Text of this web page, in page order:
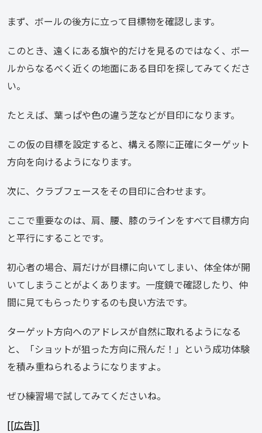
まず、ボールの後方に立って目標物を確認します。
このとき、遠くにある旗や的だけを見るのではなく、ボー
ルからなるべく近くの地面にある目印を探してみてくださ
い。
たとえば、葉っぱや色の違う芝などが目印になります。
この仮の目標を設定すると、構える際に正確にターゲット
方向を向けるようになります。
次に、クラブフェースをその目印に合わせます。
ここで重要なのは、肩、腰、膝のラインをすべて目標方向
と平行にすることです。
初心者の場合、肩だけが目標に向いてしまい、体全体が開
いてしまうことがよくあります。一度鏡で確認したり、仲
間に見てもらったりするのも良い方法です。
ターゲット方向へのアドレスが自然に取れるようになる
と、「ショットが狙った方向に飛んだ！」という成功体験
を積み重ねられるようになりますよ。
ぜひ練習場で試してみてくださいね。
[[広告]]